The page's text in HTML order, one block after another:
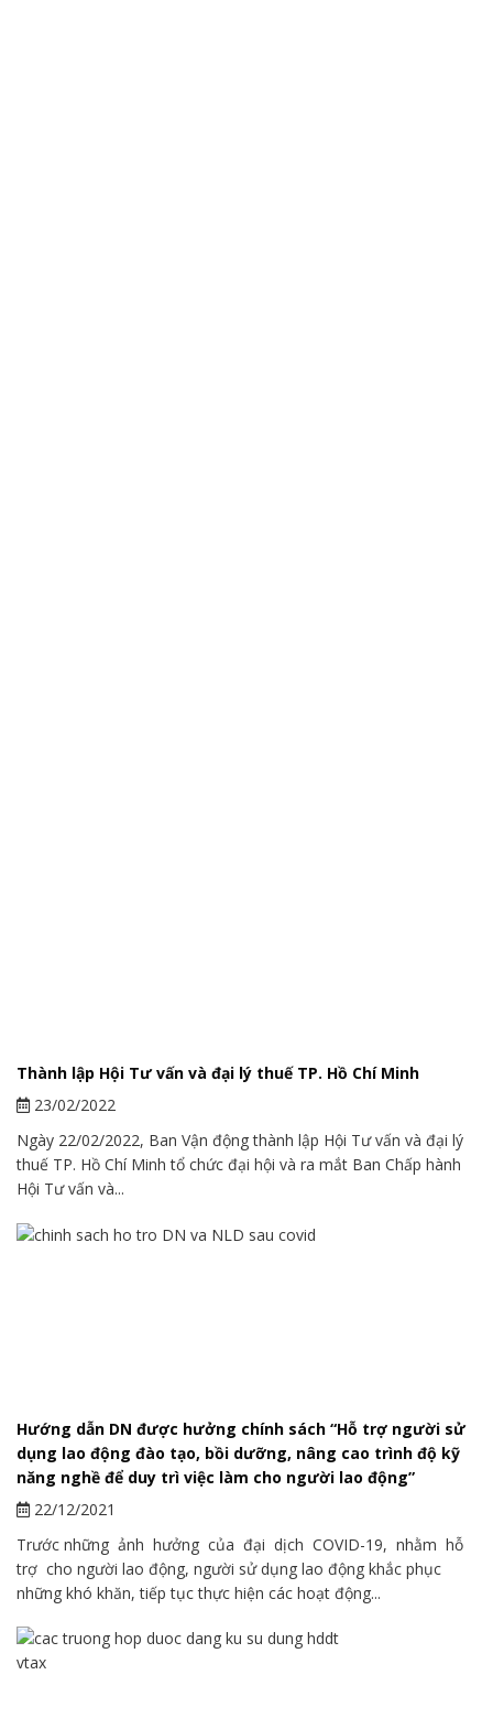
Thành lập Hội Tư vấn và đại lý thuế TP. Hồ Chí Minh
23/02/2022
Ngày 22/02/2022, Ban Vận động thành lập Hội Tư vấn và đại lý
thuế TP. Hồ Chí Minh tổ chức đại hội và ra mắt Ban Chấp hành
Hội Tư vấn và...
Hướng dẫn DN được hưởng chính sách “Hỗ trợ người sử
dụng lao động đào tạo, bồi dưỡng, nâng cao trình độ kỹ
năng nghề để duy trì việc làm cho người lao động”
22/12/2021
Trước những ảnh hưởng của đại dịch COVID-19, nhằm hỗ
trợ cho người lao động, người sử dụng lao động khắc phục
những khó khăn, tiếp tục thực hiện các hoạt động...